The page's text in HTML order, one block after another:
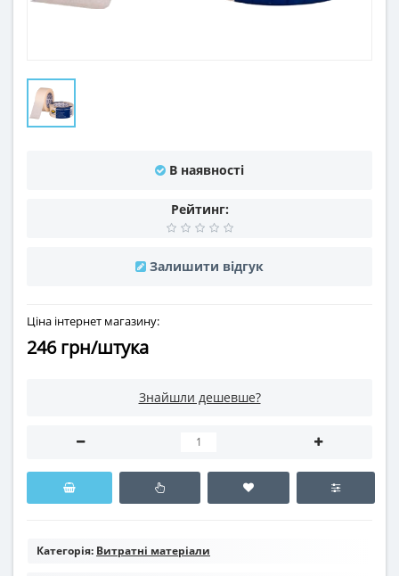
В наявності
Рейтинг:
Залишити відгук
Ціна інтернет магазину:
246 грн/штука
Знайшли дешевше?
Категорія: Витратні матеріали